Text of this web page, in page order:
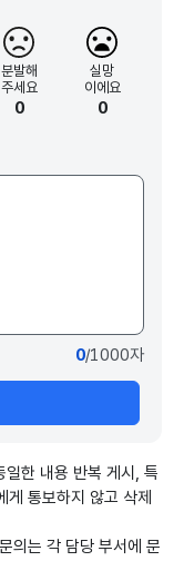
분발해
주세요
0
실망
이에요
0
0/1000자
일한 내용 반복 게시, 특
게 통보하지 않고 삭제
의는 각 담당 부서에 문